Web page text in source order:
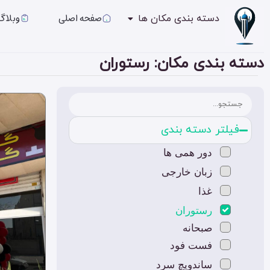
دسته بندی مکان ها صفحه اصلی
دسته بندی مکان: رستوران
فیلتر دسته بندی
دور همی ها
زبان خارجی
غذا
رستوران
صبحانه
فست فود
ساندویچ سرد